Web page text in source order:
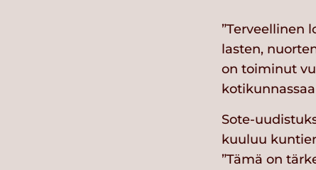
”Terveellinen
lasten,
on toiminut
Sote-
kuuluu
”Tämä on